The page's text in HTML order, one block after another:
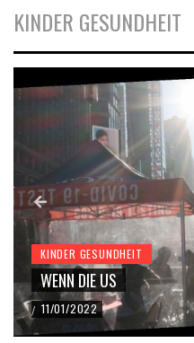
KINDER GESUNDHEIT
KINDER GESUNDHEIT
WENN DIE US
/ 11/01/2022